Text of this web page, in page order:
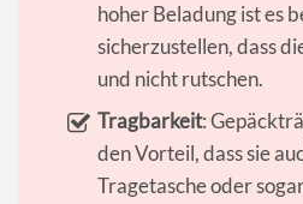
hoher Beladung ist es
sicherzustellen, dass
und nicht rutschen.
Tragbarkeit:
den Vorteil, dass sie
Tragetasche oder